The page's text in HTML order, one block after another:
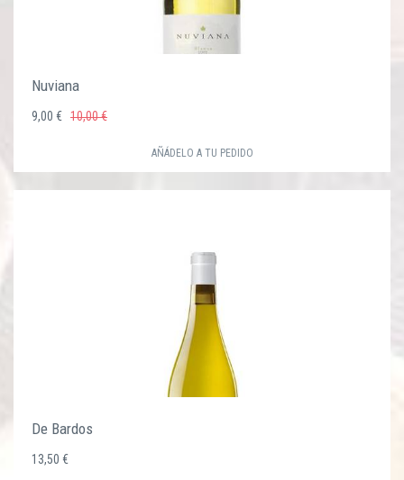
Nuviana
9,00 € 10,00 €
AÑÁDELO A TU PEDIDO
De Bardos
13,50 €